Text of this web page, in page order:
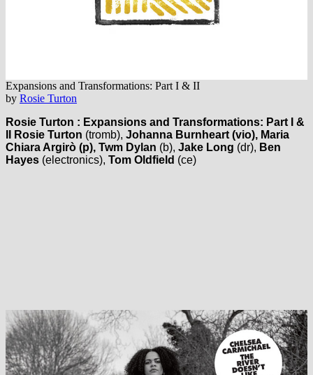
Expansions and Transformations: Part I & II
by Rosie Turton
Rosie Turton : Expansions and Transformations: Part I &
Rosie Turton (tromb), Johanna Burnheart (vio), Maria
Chiara Argirò (p), Twm Dylan (b), Jake Long (dr), Ben
Hayes (electronics), Tom Oldfield (ce)